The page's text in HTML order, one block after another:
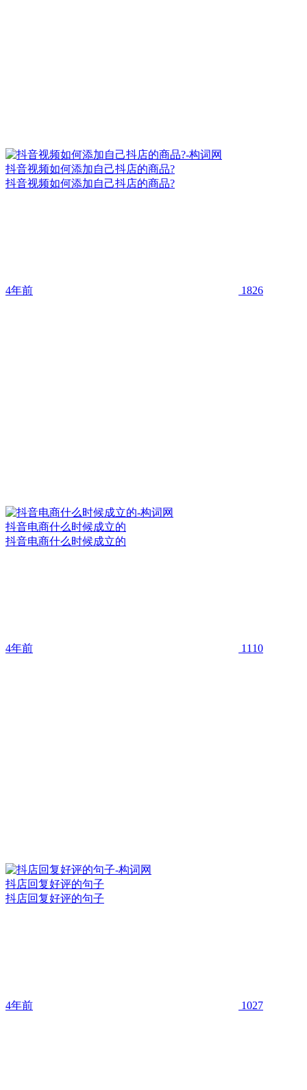
抖音视频如何添加自己抖店的商品?
抖音视频如何添加自己抖店的商品?
4年前 1826
抖音电商什么时候成立的
抖音电商什么时候成立的
4年前 1110
抖店回复好评的句子
抖店回复好评的句子
4年前 1027